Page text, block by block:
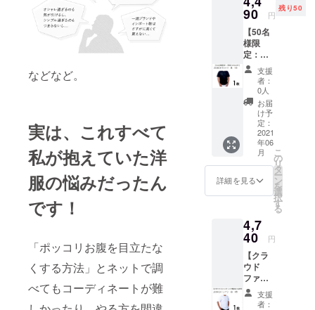
などなど。
実は、これすべて
私が抱えていた洋
服の悩みだったん
です！
「ポッコリお腹を目立たな
くする方法」とネットで調
べてもコーディネートが難
プラスされ
た楽しい商
品を一つで
も多く送り
出すこと」
そのために
も常に新し
い目標に向
チャレンジ
ります。
ろ、早
割50名
様限定
10%off
の
￥4,490
（税・
送料
込）に
て承り
ます。
ラー：
イズは
下記の
けま
す。 ・
体系カ
バータ
イプ
M・L・
LL・３L
・通常
90 円
残り50
【50名
様限
定：早
割
10％OF
ZIORIC
H Tシャ
ツ
黒 1枚
一般販
売予定
価格
￥4,990
（税・
送料
とこ
ろ、早
割50名
様限定
10%off
の
￥4,490
（税・
支援
者：
0人
お届
け予
定：
2021
年06
月
詳細を見る
こ
の
リ
タ
ー
ン
を
選
択
す
る
4,7
40 円
【クラ
ウド
ファン
ディン
グ限定
支援
者：